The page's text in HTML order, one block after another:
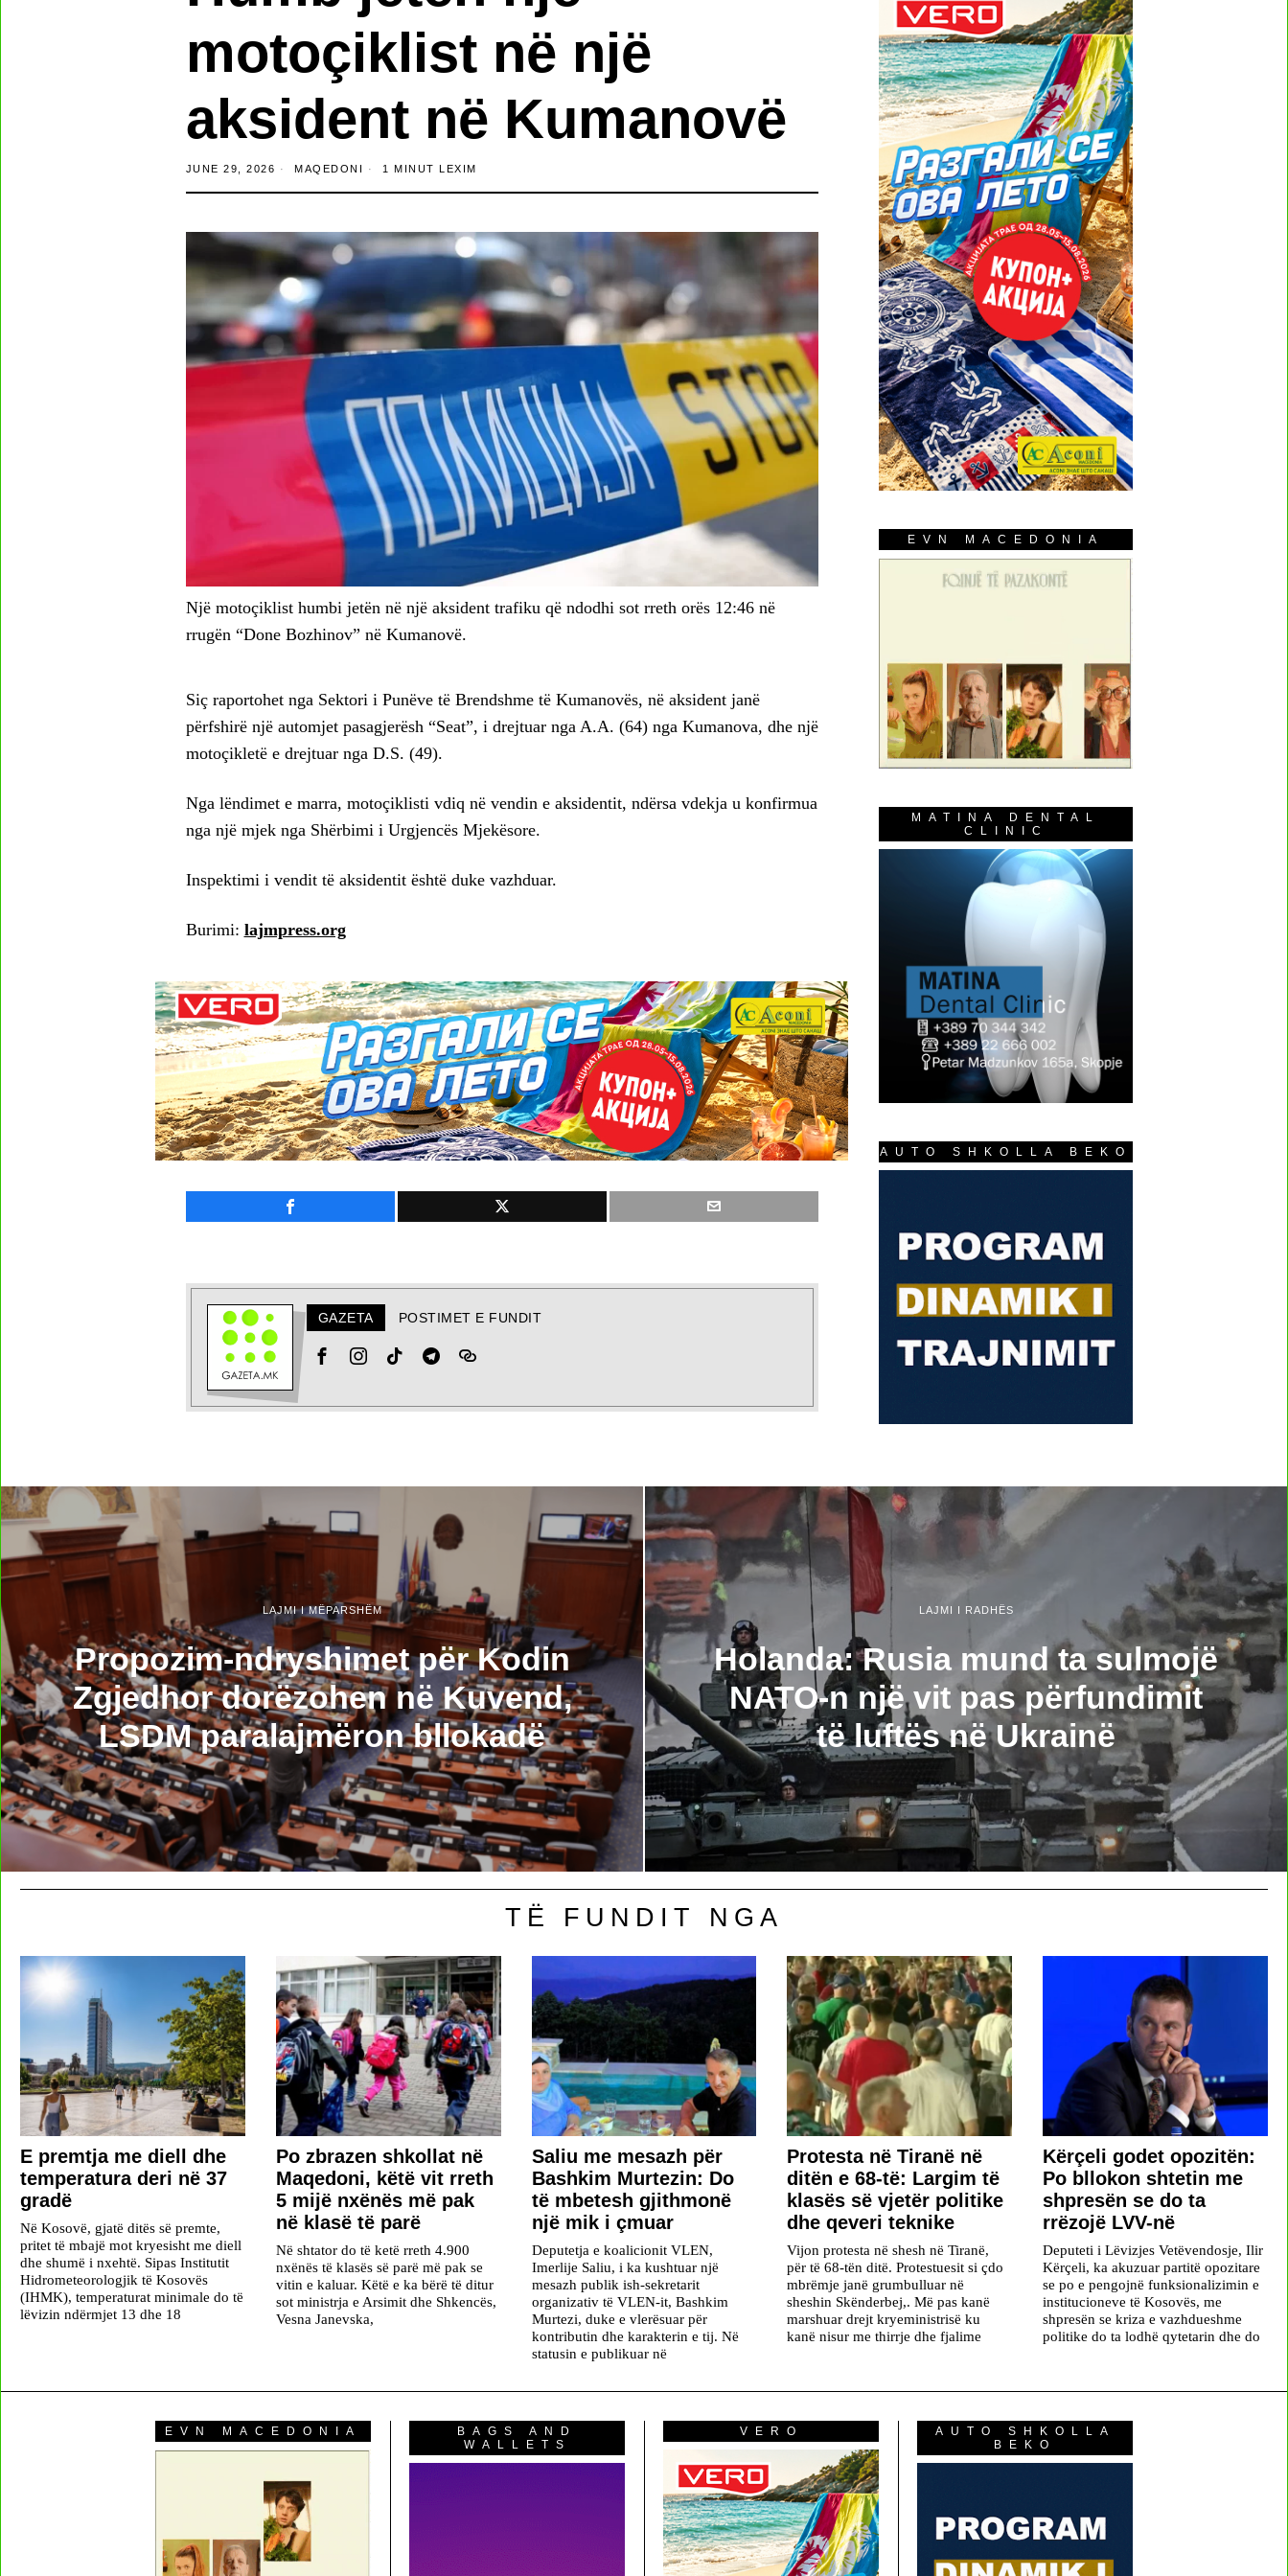
motoçiklist në një
aksident në Kumanovë
JUNE 29, 2026 MAQEDONI 1 MINUT LEXIM
Një motoçiklist humbi jetën në një aksident trafiku që ndodhi sot rreth orës 12:46 në
rrugën “Done Bozhinov” në Kumanovë.
Siç raportohet nga Sektori i Punëve të Brendshme të Kumanovës, në aksident janë
përfshirë një automjet pasagjerësh “Seat”, i drejtuar nga A.A. (64) nga Kumanova, dhe një
motoçikletë e drejtuar nga D.S. (49).
Nga lëndimet e marra, motoçiklisti vdiq në vendin e aksidentit, ndërsa vdekja u konfirmua
nga një mjek nga Shërbimi i Urgjencës Mjekësore.
Inspektimi i vendit të aksidentit është duke vazhduar.
Burimi: lajmpress.org
GAZETA POSTIMET E FUNDIT
EVN MACEDONIA
MATINA DENTAL
CLINIC
AUTO SHKOLLA BEKO
LAJMI I MËPARSHËM
Propozim-ndryshimet për Kodin
Zgjedhor dorëzohen në Kuvend,
LSDM paralajmëron bllokadë
LAJMI I RADHËS
Holanda: Rusia mund ta sulmojë
NATO-n një vit pas përfundimit
të luftës në Ukrainë
TË FUNDIT NGA
E premtja me diell dhe
temperatura deri në 37
gradë
Në Kosovë, gjatë ditës së premte,
pritet të mbajë mot kryesisht me diell
dhe shumë i nxehtë. Sipas Institutit
Hidrometeorologjik të Kosovës
(IHMK), temperaturat minimale do të
lëvizin ndërmjet 13 dhe 18
Po zbrazen shkollat në
Maqedoni, këtë vit rreth
5 mijë nxënës më pak
në klasë të parë
Në shtator do të ketë rreth 4.900
nxënës të klasës së parë më pak se
vitin e kaluar. Këtë e ka bërë të ditur
sot ministrja e Arsimit dhe Shkencës,
Vesna Janevska,
Saliu me mesazh për
Bashkim Murtezin: Do
të mbetesh gjithmonë
një mik i çmuar
Deputetja e koalicionit VLEN,
Imerlije Saliu, i ka kushtuar një
mesazh publik ish-sekretarit
organizativ të VLEN-it, Bashkim
Murtezi, duke e vlerësuar për
kontributin dhe karakterin e tij. Në
statusin e publikuar në
Protesta në Tiranë në
ditën e 68-të: Largim të
klasës së vjetër politike
dhe qeveri teknike
Vijon protesta në shesh në Tiranë,
për të 68-tën ditë. Protestuesit si çdo
mbrëmje janë grumbulluar në
sheshin Skënderbej,. Më pas kanë
marshuar drejt kryeministrisë ku
kanë nisur me thirrje dhe fjalime
Kërçeli godet opozitën:
Po bllokon shtetin me
shpresën se do ta
rrëzojë LVV-në
Deputeti i Lëvizjes Vetëvendosje, Ilir
Kërçeli, ka akuzuar partitë opozitare
se po e pengojnë funksionalizimin e
institucioneve të Kosovës, me
shpresën se kriza e vazhdueshme
politike do ta lodhë qytetarin dhe do
EVN MACEDONIA
BAGS AND
WALLETS
VERO
AUTO SHKOLLA
BEKO